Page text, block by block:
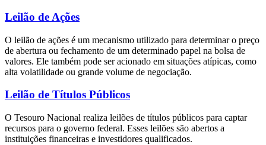
Leilão de Ações
O leilão de ações é um mecanismo utilizado para determinar o preço
de abertura ou fechamento de um determinado papel na bolsa de
valores. Ele também pode ser acionado em situações atípicas, como
alta volatilidade ou grande volume de negociação.
Leilão de Títulos Públicos
O Tesouro Nacional realiza leilões de títulos públicos para captar
recursos para o governo federal. Esses leilões são abertos a
instituições financeiras e investidores qualificados.